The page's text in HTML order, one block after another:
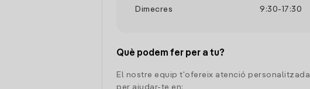
Dimecres
9:30- 17:30
Què podem fer per a tu?
El nostre equip t'ofereix atenció personalitzada
per ajudar-te en: